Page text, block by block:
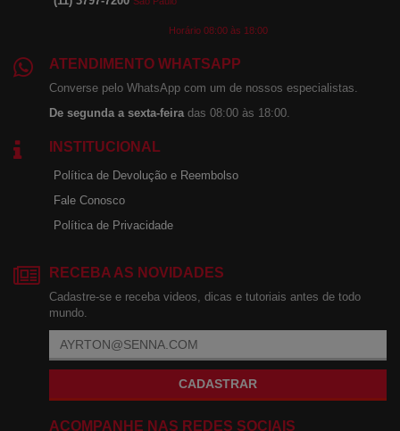
Horário 08:00 às 18:00
ATENDIMENTO WHATSAPP
Converse pelo WhatsApp com um de nossos especialistas.
De segunda a sexta-feiradas 08:00 às 18:00.
INSTITUCIONAL
Política de Devolução e Reembolso
Fale Conosco
Política de Privacidade
RECEBA AS NOVIDADES
Cadastre-se e receba videos, dicas e tutoriais antes de todo
mundo.
CADASTRAR
ACOMPANHE NAS REDES SOCIAIS